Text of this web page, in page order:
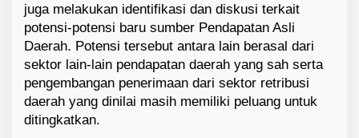
juga melakukan identifikasi dan diskusi terkait
potensi-potensi baru sumber Pendapatan Asli
Daerah. Potensi tersebut antara lain berasal dari
sektor lain-lain pendapatan daerah yang sah serta
pengembangan penerimaan dari sektor retribusi
daerah yang dinilai masih memiliki peluang untuk
ditingkatkan.